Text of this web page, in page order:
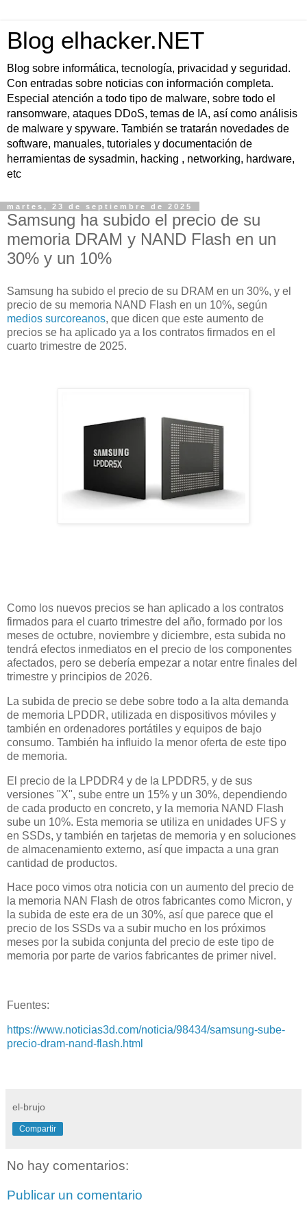
Blog elhacker.NET
Blog sobre informática, tecnología, privacidad y seguridad.
Con entradas sobre noticias con información completa.
Especial atención a todo tipo de malware, sobre todo el
ransomware, ataques DDoS, temas de IA, así como análisis
de malware y spyware. También se tratarán novedades de
software, manuales, tutoriales y documentación de
herramientas de sysadmin, hacking , networking, hardware,
etc
martes, 23 de septiembre de 2025
Samsung ha subido el precio de su
memoria DRAM y NAND Flash en un
30% y un 10%
Samsung ha subido el precio de su DRAM en un 30%, y el
precio de su memoria NAND Flash en un 10%, según
medios surcoreanos, que dicen que este aumento de
precios se ha aplicado ya a los contratos firmados en el
cuarto trimestre de 2025.
Como los nuevos precios se han aplicado a los contratos
firmados para el cuarto trimestre del año, formado por los
meses de octubre, noviembre y diciembre, esta subida no
tendrá efectos inmediatos en el precio de los componentes
afectados, pero se debería empezar a notar entre finales del
trimestre y principios de 2026.
La subida de precio se debe sobre todo a la alta demanda
de memoria LPDDR, utilizada en dispositivos móviles y
también en ordenadores portátiles y equipos de bajo
consumo. También ha influido la menor oferta de este tipo
de memoria.
El precio de la LPDDR4 y de la LPDDR5, y de sus
versiones "X", sube entre un 15% y un 30%, dependiendo
de cada producto en concreto, y la memoria NAND Flash
sube un 10%. Esta memoria se utiliza en unidades UFS y
en SSDs, y también en tarjetas de memoria y en soluciones
de almacenamiento externo, así que impacta a una gran
cantidad de productos.
Hace poco vimos otra noticia con un aumento del precio de
la memoria NAN Flash de otros fabricantes como Micron, y
la subida de este era de un 30%, así que parece que el
precio de los SSDs va a subir mucho en los próximos
meses por la subida conjunta del precio de este tipo de
memoria por parte de varios fabricantes de primer nivel.
Fuentes:
https://www.noticias3d.com/noticia/98434/samsung-sube-
precio-dram-nand-flash.html
el-brujo
Compartir
No hay comentarios:
Publicar un comentario